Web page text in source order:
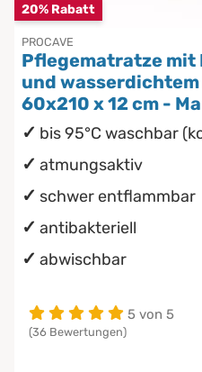
20% Rabatt
PROCAVE
Pflegematratze mit
und
60x210 x 12 cm -
bis 95°C waschbar
atmungsaktiv
schwer entflammbar
antibakteriell
abwischbar
5 von 5
(36 Bewertungen)